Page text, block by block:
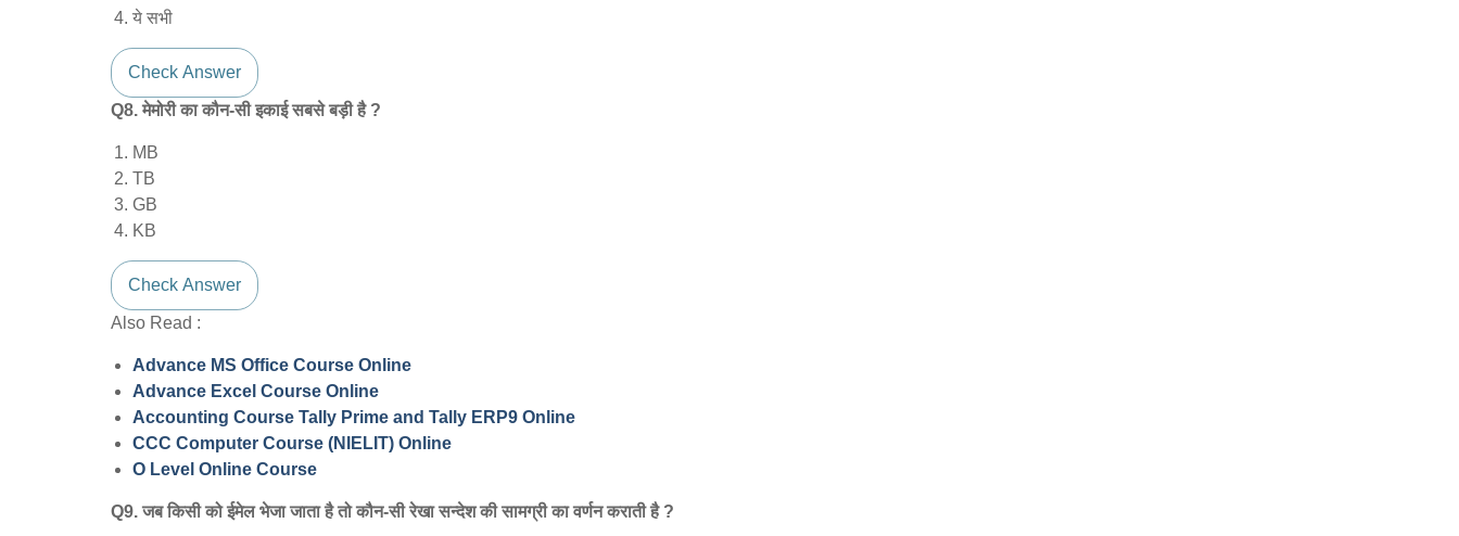
ये सभी
Check Answer
Q8. मेमोरी का कौन-सी इकाई सबसे बड़ी है ?
MB
TB
GB
KB
Check Answer
Also Read :
Advance MS Office Course Online
Advance Excel Course Online
Accounting Course Tally Prime and Tally ERP9 Online
CCC Computer Course (NIELIT) Online
O Level Online Course
Q9. जब किसी को ईमेल भेजा जाता है तो कौन-सी रेखा सन्देश की सामग्री का वर्णन कराती है ?